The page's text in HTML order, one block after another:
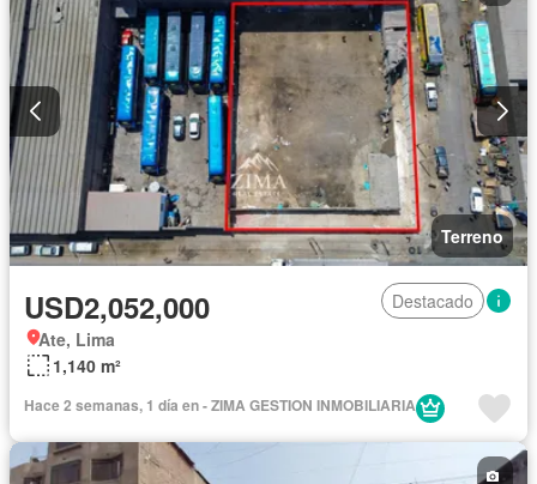
Terreno
USD2,052,000
Destacado
Ate, Lima
1,140 m²
Hace 2 semanas, 1 día en - ZIMA GESTION INMOBILIARIA